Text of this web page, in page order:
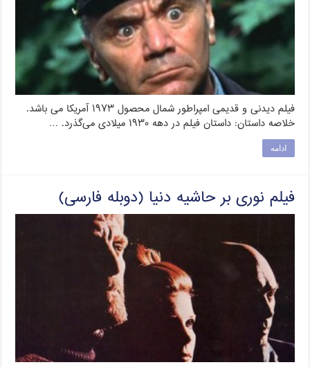
فیلم دیدنی و قدیمی امپراطور شمال محصول ۱۹۷۳ آمریکا می باشد.
خلاصه داستان: داستان فیلم در دهه ۱۹۳۰ میلادی می‌گذرد. …
ادامه
فیلم نوری بر حاشیه دنیا (دوبله فارسی)